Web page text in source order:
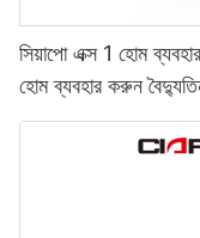
সিয়াপো এক্স 1 হোম
হোম ব্যবহার করুন